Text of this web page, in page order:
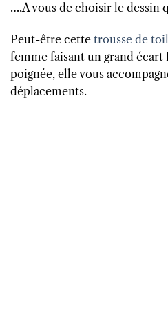
….A vous de choisir le dessin
Peut-être cette trousse de
femme faisant un grand écart
poignée, elle vous
déplacements.